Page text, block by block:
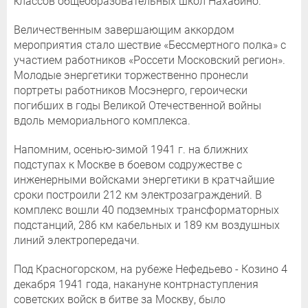
Величественным завершающим аккордом
мероприятия стало шествие «Бессмертного полка» с
участием работников «Россети Московский регион».
Молодые энергетики торжественно пронесли
портреты работников Мосэнерго, героически
погибших в годы Великой Отечественной войны
вдоль мемориального комплекса.
Напомним, осенью-зимой 1941 г. на ближних
подступах к Москве в боевом содружестве с
инженерными войсками энергетики в кратчайшие
сроки построили 212 км электрозаграждений. В
комплекс вошли 40 подземных трансформаторных
подстанций, 286 км кабельных и 189 км воздушных
линий электропередачи.
Под Красногорском, на рубеже Нефедьево - Козино 4
декабря 1941 года, накануне контрнаступления
советских войск в битве за Москву, было